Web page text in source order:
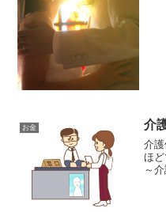
お金 介
介
ほ
～